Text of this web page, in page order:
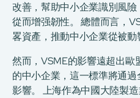
改善，幫助中小企業識別風
從而增强韌性。 總體而言，
畧資產，推動中小企業從被動
然而，VSME的影響遠超出歐
的中小企業，這一標準將通
影響。 上海作為中國大陸製